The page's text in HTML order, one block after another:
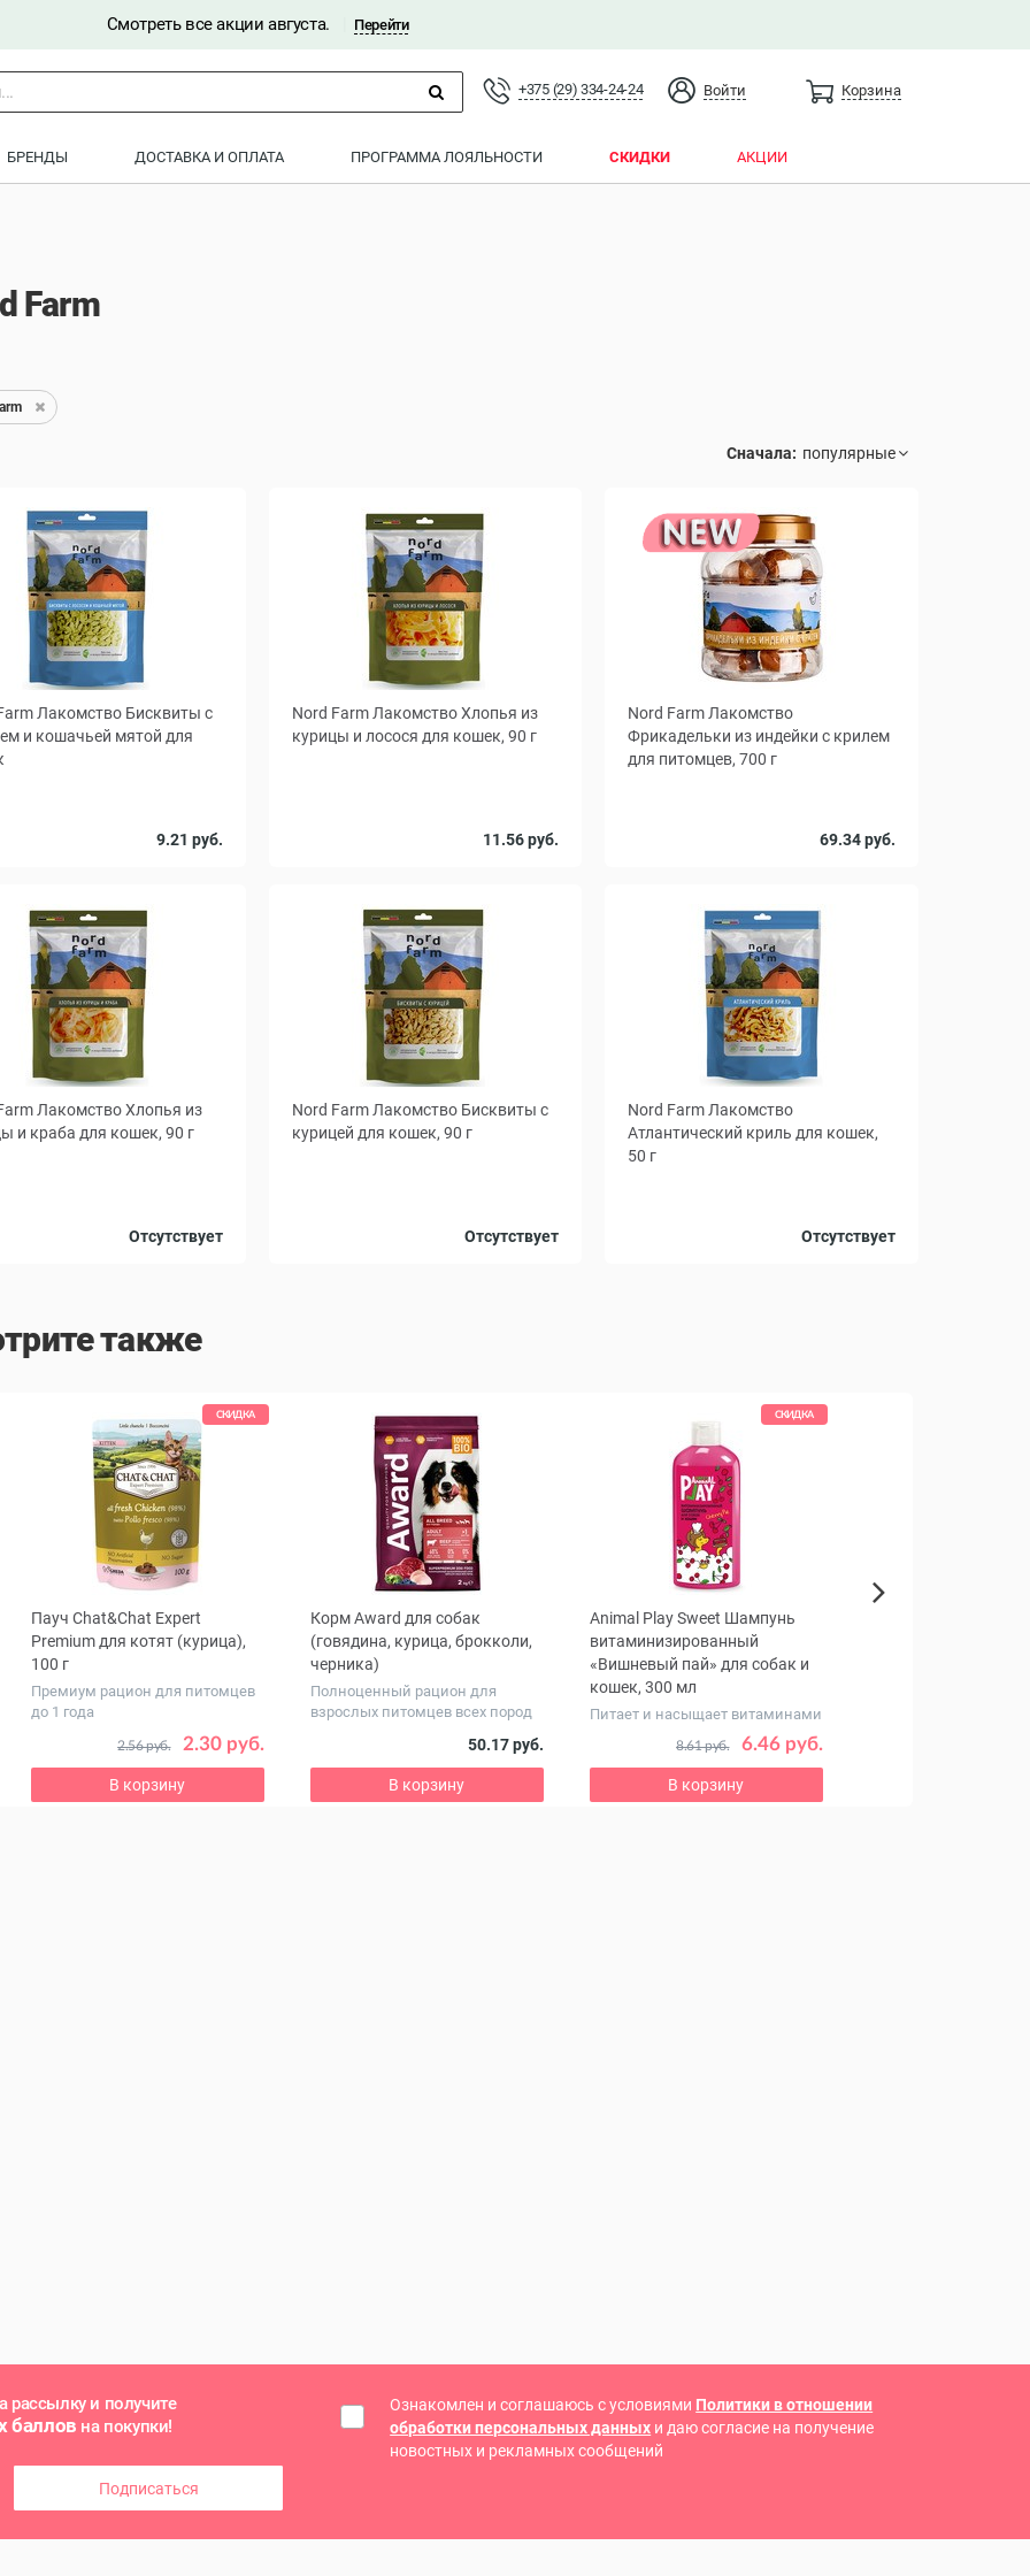
Смотреть все акции августа. Перейти
+375 (29) 334-24-24 Войти Корзина
БРЕНДЫ ДОСТАВКА И ОПЛАТА ПРОГРАММА ЛОЯЛЬНОСТИ СКИДКИ АКЦИИ
Farm
Сначала:
Лакомство Бисквиты с
и кошачьей мятой для
9.21 руб.
90 700
Nord Farm Лакомство Хлопья из
курицы и лосося для кошек, 90 г
11.56 руб.
Nord Farm Лакомство
Фрикадельки из индейки с крилем
для питомцев, 700 г
69.34 руб.
Лакомство Хлопья из
и краба для кошек, 90 г
Отсутствует
Nord Farm Лакомство Бисквиты с
курицей для кошек, 90 г
Отсутствует
Nord Farm Лакомство
Атлантический криль для кошек,
50 г
Отсутствует
также
СКИДКА
Пауч Chat&Chat Expert
Premium для котят (курица),
100 г
Премиум рацион для питомцев
до 1 года
2.30 руб.
2.56 руб.
В корзину
Корм Award для собак
(говядина, курица, брокколи,
черника)
Полноценный рацион для
взрослых питомцев всех пород
50.17 руб.
В корзину
СКИДКА
Animal Play Sweet Шампунь
витаминизированный
«Вишневый пай» для собак и
кошек, 300 мл
Питает и насыщает витаминами
6.46 руб.
8.61 руб.
В корзину
рассылку и получите
баллов на покупки!
Подписаться
Ознакомлен и соглашаюсь с условиями Политики в отношении
обработки персональных данных и даю согласие на получение
новостных и рекламных сообщений